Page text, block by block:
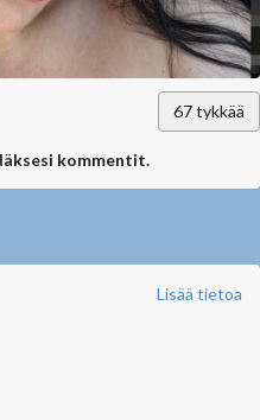
67tykkää
kommentit.
Lisää tietoa